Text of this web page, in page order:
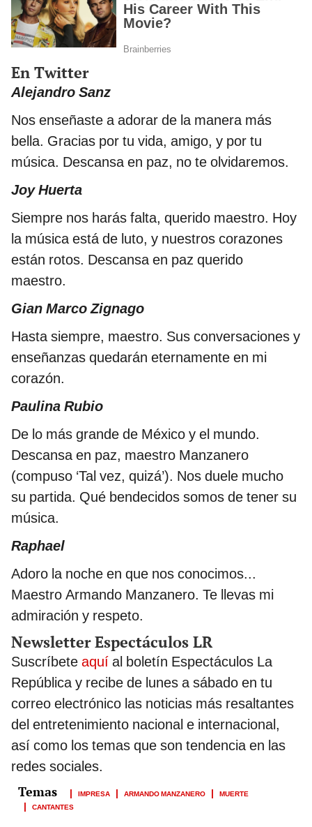
En Twitter
Alejandro Sanz
Nos enseñaste a adorar de la manera más
bella. Gracias por tu vida, amigo, y por tu
música. Descansa en paz, no te olvidaremos.
Joy Huerta
Siempre nos harás falta, querido maestro. Hoy
la música está de luto, y nuestros corazones
están rotos. Descansa en paz querido
maestro.
Gian Marco Zignago
Hasta siempre, maestro. Sus conversaciones y
enseñanzas quedarán eternamente en mi
corazón.
Paulina Rubio
De lo más grande de México y el mundo.
Descansa en paz, maestro Manzanero
(compuso ‘Tal vez, quizá’). Nos duele mucho
su partida. Qué bendecidos somos de tener su
música.
Raphael
Adoro la noche en que nos conocimos...
Maestro Armando Manzanero. Te llevas mi
admiración y respeto.
Newsletter Espectáculos LR
Suscríbete aquí al boletín Espectáculos La
República y recibe de lunes a sábado en tu
correo electrónico las noticias más resaltantes
del entretenimiento nacional e internacional,
así como los temas que son tendencia en las
redes sociales.
IMPRESA ARMANDO MANZANERO
MUERTE
CANTANTES